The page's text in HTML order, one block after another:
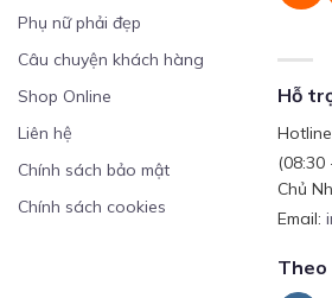
Phụ nữ phải đẹp
Câu chuyện khách hàng
Shop Online
Liên hệ
Chính sách bảo mật
Chính sách cookies
Hỗ
(08:30
Chủ
Email:
Theo